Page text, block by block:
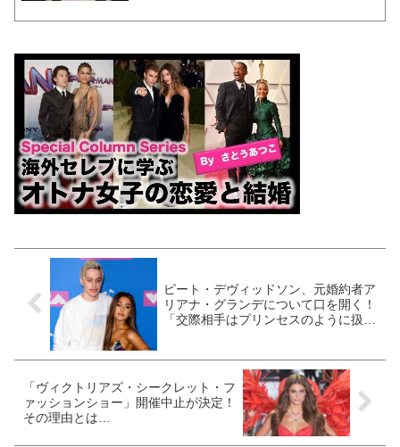
ピート・デヴィッドソン、元婚約者ア
リアナ・グランデについて口を開く！
「交際相手はプリンセスのように扱う
「ヴィクトリアズ・シークレット・フ
ァッションショー」開催中止が決定！
その理由とは…